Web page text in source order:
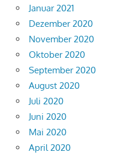
Januar 2021
Dezember 2020
November 2020
Oktober 2020
September 2020
August 2020
Juli 2020
Juni 2020
Mai 2020
April 2020